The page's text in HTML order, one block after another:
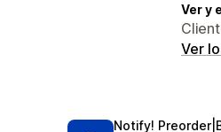
Ver y
Ver
Notify!